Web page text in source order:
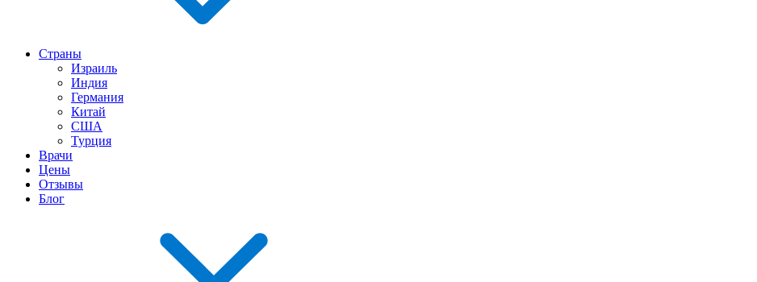
Страны
Израиль
Индия
Германия
Китай
США
Турция
Врачи
Цены
Отзывы
Блог